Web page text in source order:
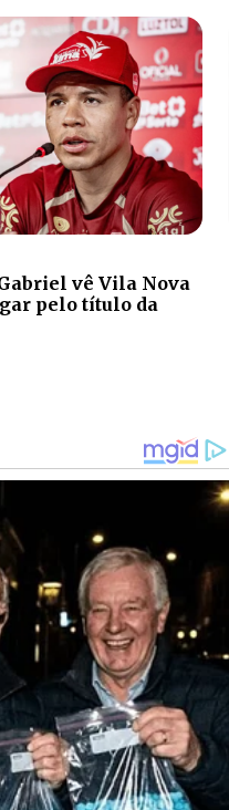
vê Vila Nova
pelo título da